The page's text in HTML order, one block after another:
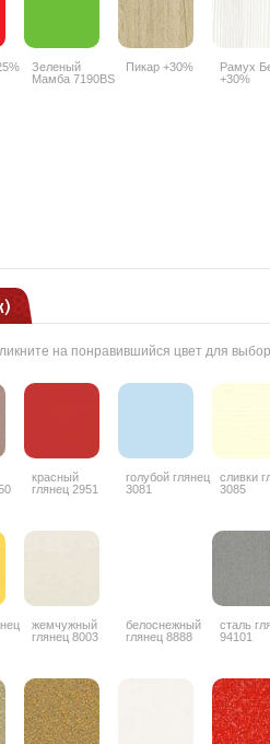
Зеленый
Мамба 7190BS
Пикар +30%
Рамух
+30%
на понравившийся цвет для
красный
глянец 2951
голубой глянец
3081
сливки
3085
жемчужный
глянец 8003
белоснежный
глянец 8888
сталь
94101